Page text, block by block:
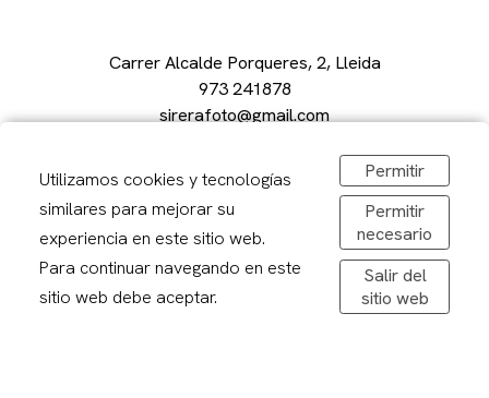
Carrer Alcalde Porqueres, 2, Lleida
973 241878
sirerafoto@gmail.com
De dilluns a divendres: 08,30-20,00h
Dissabtes: 09:00 – 13:00
Utilizamos cookies y tecnologías
similares para mejorar su
experiencia en este sitio web.
Para continuar navegando en este
sitio web debe aceptar.
Permitir
Permitir
necesario
Salir del
sitio web